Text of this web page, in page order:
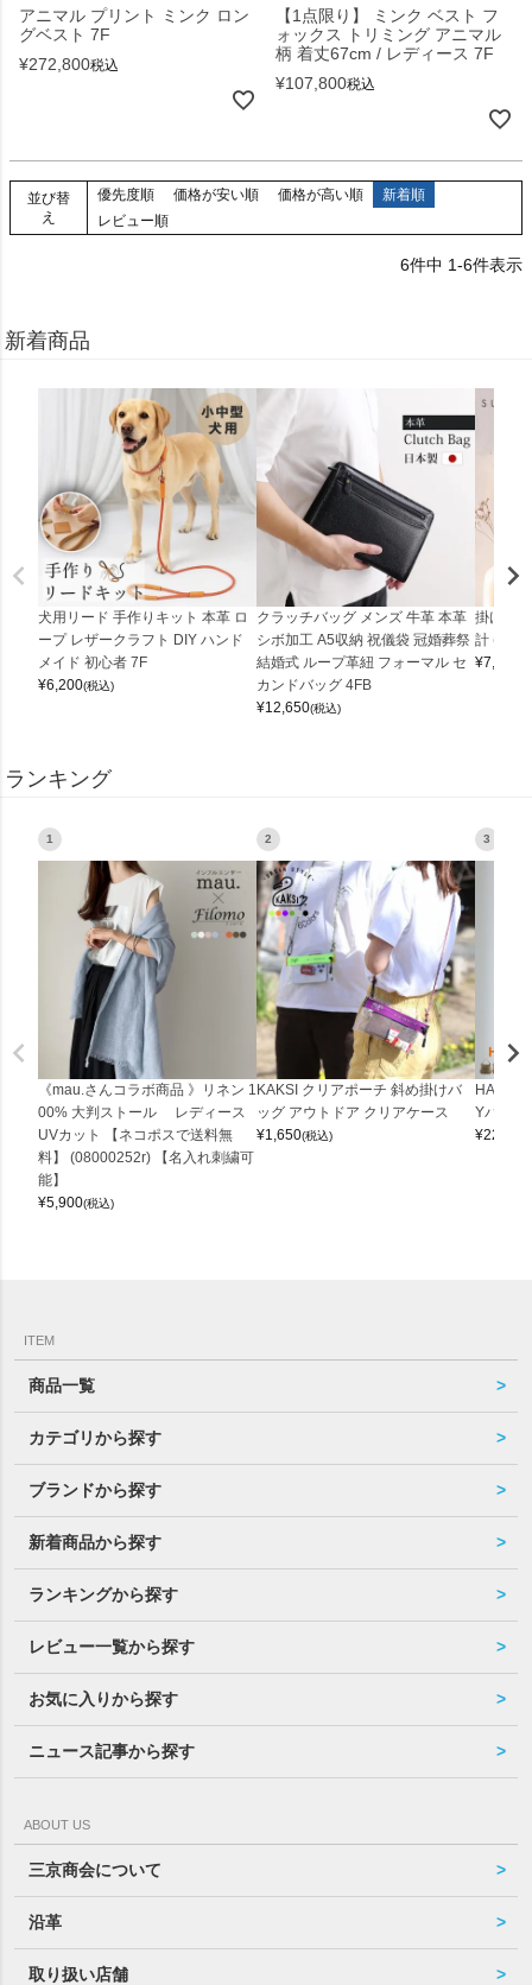
アニマル プリント ミンク ロン
グベスト 7F
¥272,800税込
【1点限り】 ミンク ベスト フ
ォックス トリミング アニマル
柄 着丈67cm / レディース 7F
¥107,800税込
並び替
え
優先度順 価格が安い順 価格が高い順
新着順
レビュー順
6件中 1-6件表示
新着商品
犬用リード 手作りキット 本革 ロ
ープ レザークラフト DIY ハンド
メイド 初心者 7F
¥6,200(税込)
クラッチバッグ メンズ 牛革 本革
シボ加工 A5収納 祝儀袋 冠婚葬祭
結婚式 ループ革紐 フォーマル セ
カンドバッグ 4FB
¥12,650(税込)
掛け時
計
¥7,150
ランキング
1
《mau.さんコラボ商品 》リネン 1
00% 大判ストール レディース
UVカット 【ネコポスで送料無
料】 (08000252r) 【名入れ刺繍可
能】
¥5,900(税込)
2
KAKSI クリアポーチ 斜め掛けバ
ッグ アウトドア クリアケース
¥1,650(税込)
3
Yバッグ
¥22,000
ITEM
商品一覧
カテゴリから探す
ブランドから探す
新着商品から探す
ランキングから探す
レビュー一覧から探す
お気に入りから探す
ニュース記事から探す
ABOUT US
三京商会について
沿革
取り扱い店舗